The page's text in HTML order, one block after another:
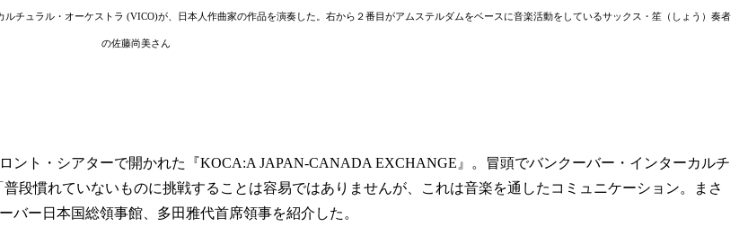
チュラル・オーケストラ (VICO)が、日本人作曲家の作品を演奏した。右から２番目がアムステルダムをベースに音楽活動をしているサックス・笙（しょう）奏者
の佐藤尚美さん
ト・シアターで開かれた『KOCA:A JAPAN-CANADA EXCHANGE』。冒頭でバンクーバー・インターカルチ
段慣れていないものに挑戦することは容易ではありませんが、これは音楽を通したコミュニケーション。まさ
ー日本国総領事館、多田雅代首席領事を紹介した。